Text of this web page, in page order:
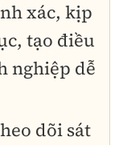
xác, kịp
tạo điều
nghiệp dễ
dõi sát